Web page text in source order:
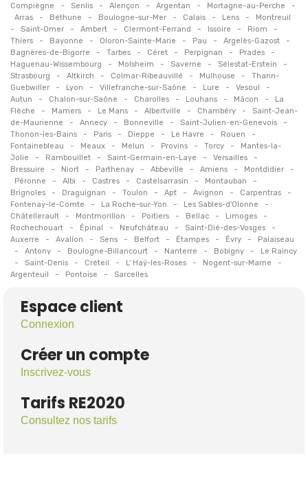
Compiègne - Senlis - Alençon - Argentan - Mortagne-au-Perche -
Arras - Béthune - Boulogne-sur-Mer - Calais - Lens - Montreuil
- Saint-Omer - Ambert - Clermont-Ferrand - Issoire - Riom -
Thiers - Bayonne - Oloron-Sainte-Marie - Pau - Argelès-Gazost -
Bagnères-de-Bigorre - Tarbes - Céret - Perpignan - Prades -
Haguenau-Wissembourg - Molsheim - Saverne - Sélestat-Erstein -
Strasbourg - Altkirch - Colmar-Ribeauvillé - Mulhouse -
Thann-
Guebwiller
- Lyon - Villefranche-sur-Saône - Lure - Vesoul -
Autun - Chalon-sur-Saône - Charolles - Louhans - Mâcon -
La
Flèche
- Mamers - Le Mans - Albertville - Chambéry -
Saint-Jean-
de-Maurienne
- Annecy - Bonneville - Saint-Julien-en-Genevois -
Thonon-les-Bains - Paris - Dieppe - Le Havre - Rouen -
Fontainebleau - Meaux - Melun - Provins - Torcy -
Mantes-la-
Jolie
- Rambouillet - Saint-Germain-en-Laye - Versailles -
Bressuire - Niort - Parthenay - Abbeville - Amiens - Montdidier -
Péronne - Albi - Castres - Castelsarrasin - Montauban -
Brignoles - Draguignan - Toulon - Apt - Avignon - Carpentras -
Fontenay-le-Comte - La Roche-sur-Yon - Les Sables-d'Olonne -
Châtellerault - Montmorillon - Poitiers - Bellac - Limoges -
Rochechouart - Épinal - Neufchâteau - Saint-Dié-des-Vosges -
Auxerre - Avallon - Sens - Belfort - Étampes - Évry - Palaiseau
- Antony - Boulogne-Billancourt - Nanterre - Bobigny - Le Raincy
- Saint-Denis - Créteil - L' Haÿ-les-Roses - Nogent-sur-Marne -
Argenteuil - Pontoise - Sarcelles
Espace client
Connexion
Créer un compte
Inscrivez-vous
Tarifs RE2020
Consultez nos tarifs